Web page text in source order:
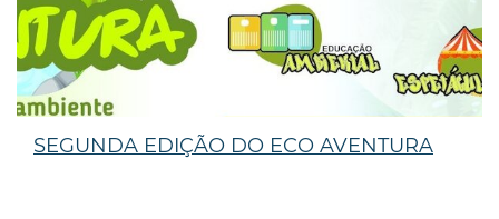
SEGUNDA EDIÇÃO DO ECO AVENTURA